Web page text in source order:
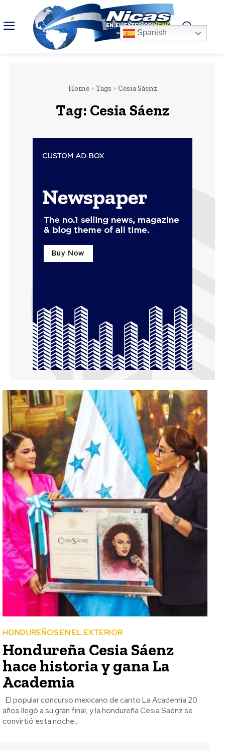
Home Tags Cesia Sáenz
Tag: Cesia Sáenz
HONDUREÑOS EN EL EXTERIOR
Hondureña Cesia Sáenz
hace historia y gana La
Academia
años llegó a su gran final, y la hondureña Cesia Saénz se
convirtió esta noche...
Spanish